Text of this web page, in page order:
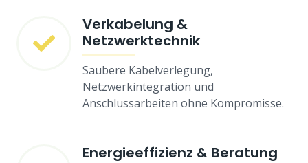
Verkabelung &
Netzwerktechnik
Saubere Kabelverlegung,
Netzwerkintegration und
Anschlussarbeiten ohne Kompromisse.
Energieeffizienz & Beratung